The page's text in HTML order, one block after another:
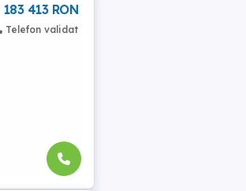
183 413 RON
Telefon validat